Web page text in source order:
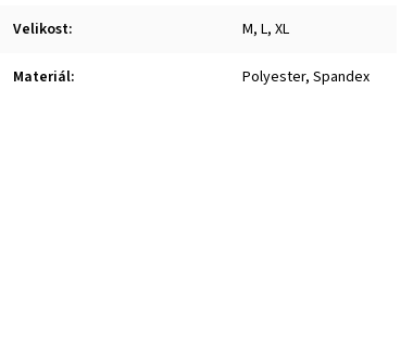
Velikost: M, L, XL
Materiál: Polyester, Spandex